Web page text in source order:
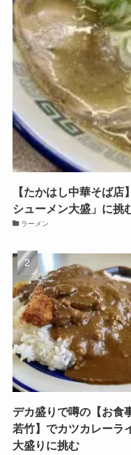
【たかはし中華そば
シューメン大盛」に挑
ラーメン
デカ盛りで噂の【お食
若竹】でカツカレーラ
大盛りに挑む